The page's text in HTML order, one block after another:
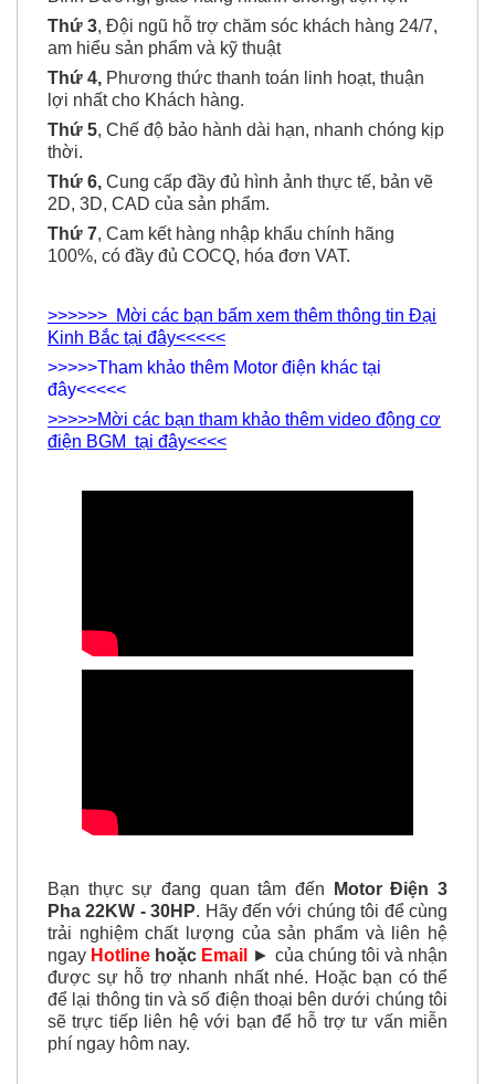
Thứ 3, Đội ngũ hỗ trợ chăm sóc khách hàng 24/7,
am hiểu sản phẩm và kỹ thuật
Thứ 4, Phương thức thanh toán linh hoạt, thuận
lợi nhất cho Khách hàng.
Thứ 5, Chế độ bảo hành dài hạn, nhanh chóng kịp
thời.
Thứ 6, Cung cấp đầy đủ hình ảnh thực tế, bản vẽ
2D, 3D, CAD của sản phẩm.
Thứ 7, Cam kết hàng nhập khẩu chính hãng
100%, có đầy đủ COCQ, hóa đơn VAT.
>>>>>> Mời các bạn bấm xem thêm thông tin Đại
Kinh Bắc tại đây<<<<<
>>>>>Tham khảo thêm Motor điện khác tại
đây<<<<<
>>>>>Mời các bạn tham khảo thêm video động cơ
điện BGM tại đây<<<<
Bạn thực sự đang quan tâm đến Motor Điện 3
Pha 22KW - 30HP. Hãy đến với chúng tôi để cùng
trải nghiệm chất lượng của sản phẩm và liên hệ
ngay Hotline hoặc Email
► của chúng tôi và nhận
được sự hỗ trợ nhanh nhất nhé. Hoặc bạn có thể
để lại thông tin và số điện thoại bên dưới chúng tôi
sẽ trực tiếp liên hệ với bạn để hỗ trợ tư vấn miễn
phí ngay hôm nay.